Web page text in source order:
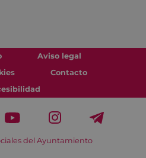
Aviso legal
Contacto
del Ayuntamiento